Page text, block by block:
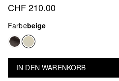
CHF 210.00
Farbebeige
IN DEN WARENKORB